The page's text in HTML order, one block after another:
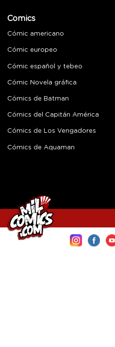
Comics
Cómic americano
Cómic europeo
Cómic español y tebeo
Cómic Novela gráfica
Cómics de Batman
Cómics del Capitán América
Cómics de Los Vengadores
Cómics de Aquaman